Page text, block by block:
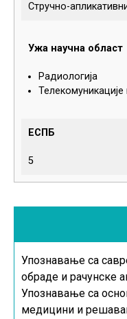
Стручно-
Ужа научна област
Радиологија
ЕСПБ
5
Упознавање са
обраде и рачунске
Упознавање са
медицини и